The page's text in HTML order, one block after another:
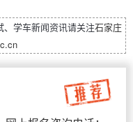
学车新闻资讯请关注石家庄